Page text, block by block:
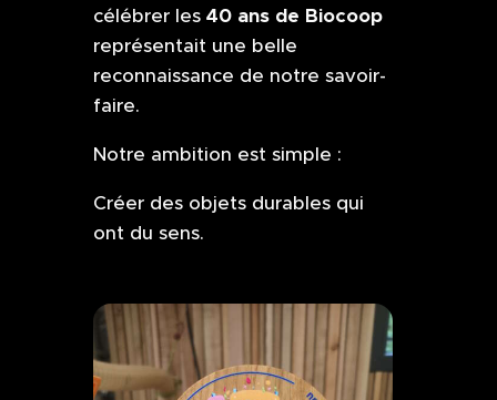
célébrer les 40 ans de Biocoop
représentait une belle
reconnaissance de notre savoir-
faire.
Notre ambition est simple :
Créer des objets durables qui
ont du sens.